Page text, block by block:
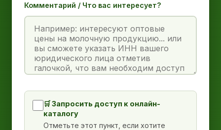
Комментарий / Что вас интересует?
🛒 Запросить доступ к онлайн-
каталогу
Отметьте этот пункт, если хотите